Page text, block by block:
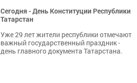
Сегодня - День Конституции Республики
Татарстан
Уже 29 лет жители республики отмечают
важный государственный праздник -
день главного документа Татарстана.